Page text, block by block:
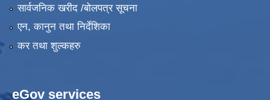
सार्वजनिक खरीद /बोलपत्र सूचना
एन, कानुन तथा निर्देशिका
कर तथा शुल्कहरु
eGov services